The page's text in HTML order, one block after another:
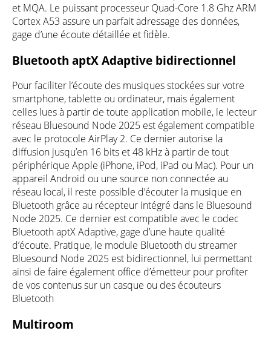
et MQA. Le puissant processeur Quad-Core 1.8 Ghz ARM
Cortex A53 assure un parfait adressage des données,
gage d’une écoute détaillée et fidèle.
Bluetooth aptX Adaptive bidirectionnel
Pour faciliter l’écoute des musiques stockées sur votre
smartphone, tablette ou ordinateur, mais également
celles lues à partir de toute application mobile, le lecteur
réseau Bluesound Node 2025 est également compatible
avec le protocole AirPlay 2. Ce dernier autorise la
diffusion jusqu’en 16 bits et 48 kHz à partir de tout
périphérique Apple (iPhone, iPod, iPad ou Mac). Pour un
appareil Android ou une source non connectée au
réseau local, il reste possible d’écouter la musique en
Bluetooth grâce au récepteur intégré dans le Bluesound
Node 2025. Ce dernier est compatible avec le codec
Bluetooth aptX Adaptive, gage d’une haute qualité
d’écoute. Pratique, le module Bluetooth du streamer
Bluesound Node 2025 est bidirectionnel, lui permettant
ainsi de faire également office d’émetteur pour profiter
de vos contenus sur un casque ou des écouteurs
Bluetooth
Multiroom